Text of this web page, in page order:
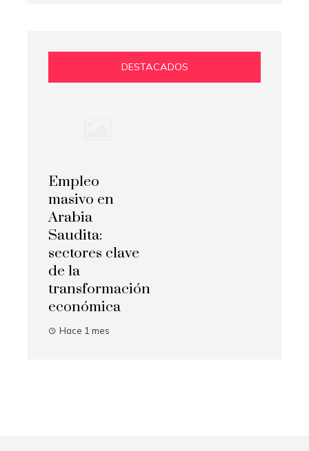
DESTACADOS
Empleo
masivo en
Arabia
Saudita:
sectores clave
de la
transformación
económica
Hace 1 mes